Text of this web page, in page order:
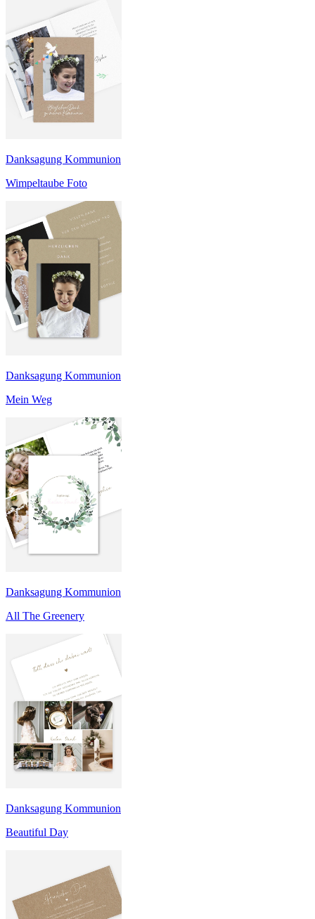
Danksagung Kommunion
Wimpeltaube Foto
Danksagung Kommunion
Mein Weg
Danksagung Kommunion
All The Greenery
Danksagung Kommunion
Beautiful Day